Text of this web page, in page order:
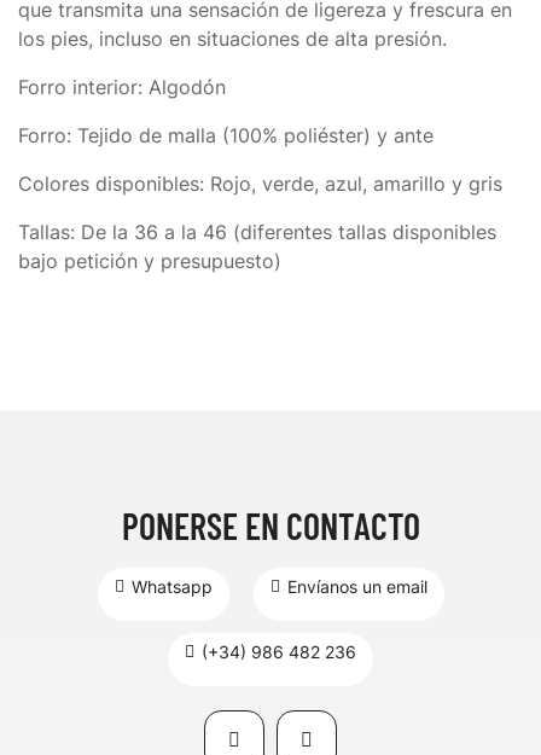
que transmita una sensación de ligereza y frescura en
los pies, incluso en situaciones de alta presión.
Forro interior: Algodón
Forro: Tejido de malla (100% poliéster) y ante
Colores disponibles: Rojo, verde, azul, amarillo y gris
Tallas: De la 36 a la 46 (diferentes tallas disponibles
bajo petición y presupuesto)
PONERSE EN CONTACTO
Whatsapp Envíanos un email
(+34) 986 482 236